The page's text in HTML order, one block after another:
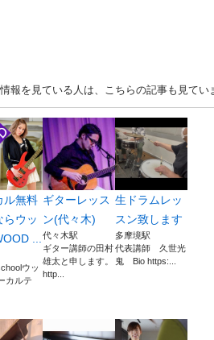
を見ている人は、こちらの記事も見てい
ル無料
らウッ
...
ウッ
カルテ
ギターレッス
ン(代々木)
代々木駅
ギター講師の田村
雄太と申します。
http...
生ドラムレッ
スン致します
多摩境駅
代表講師 久世光
鬼 Bio https:...